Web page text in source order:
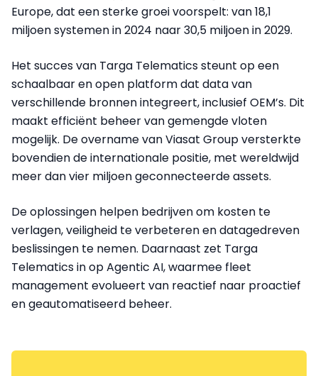
Europe, dat een sterke groei voorspelt: van 18,1
miljoen systemen in 2024 naar 30,5 miljoen in 2029.
Het succes van Targa Telematics steunt op een
schaalbaar en open platform dat data van
verschillende bronnen integreert, inclusief OEM’s. Dit
maakt efficiënt beheer van gemengde vloten
mogelijk. De overname van Viasat Group versterkte
bovendien de internationale positie, met wereldwijd
meer dan vier miljoen geconnecteerde assets.
De oplossingen helpen bedrijven om kosten te
verlagen, veiligheid te verbeteren en datagedreven
beslissingen te nemen. Daarnaast zet Targa
Telematics in op Agentic AI, waarmee fleet
management evolueert van reactief naar proactief
en geautomatiseerd beheer.